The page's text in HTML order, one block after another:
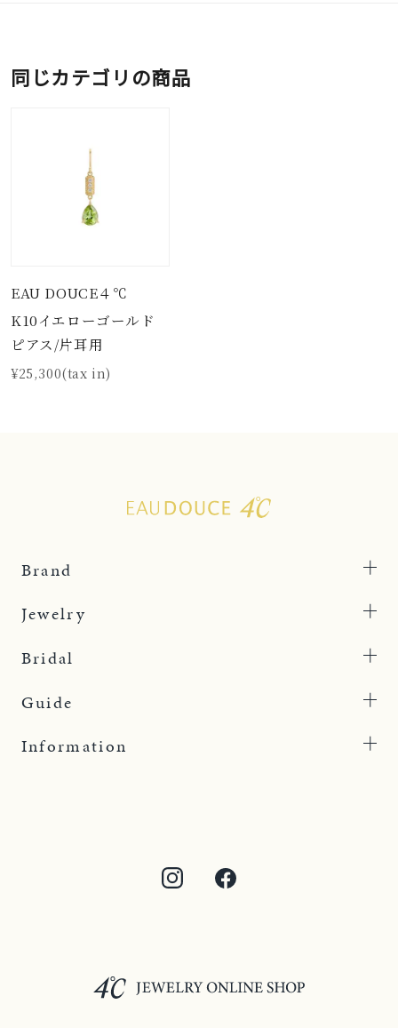
同じカテゴリの商品
EAU DOUCE４℃
K10イエローゴールド
ピアス/片耳用
¥25,300(tax in)
Brand
Jewelry
Bridal
Guide
Information